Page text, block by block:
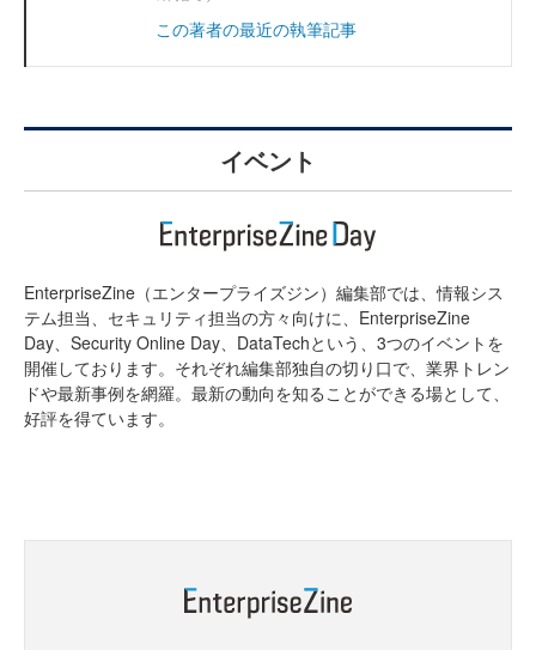
この著者の最近の執筆記事
イベント
EnterpriseZine（エンタープライズジン）編集部では、情報シス
テム担当、セキュリティ担当の方々向けに、EnterpriseZine
Day、Security Online Day、DataTechという、3つのイベントを
開催しております。それぞれ編集部独自の切り口で、業界トレン
ドや最新事例を網羅。最新の動向を知ることができる場として、
好評を得ています。